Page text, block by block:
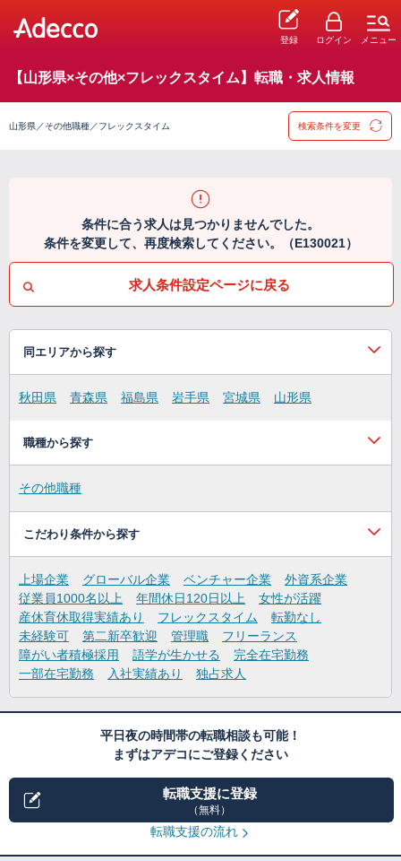
登録 ログイン メニュー
【山形県×その他×フレックスタイム】転職・求人情報
山形県／その他職種／フレックスタイム 検索条件を変更
条件に合う求人は見つかりませんでした。
条件を変更して、再度検索してください。（E130021）
求人条件設定ページに戻る
同エリアから探す
秋田県 青森県 福島県 岩手県 宮城県 山形県
職種から探す
その他職種
こだわり条件から探す
上場企業 グローバル企業 ベンチャー企業
外資系企業
従業員1000名以上
年間休日120日以上
女性が活躍
産休育休取得実績あり
フレックスタイム
転勤なし
未経験可
第二新卒歓迎 管理職
フリーランス
障がい者積極採用
語学が生かせる
完全在宅勤務
一部在宅勤務
入社実績あり 独占求人
平日夜の時間帯の転職相談も可能！
まずはアデコにご登録ください
転職支援に登録
（無料）
転職支援の流れ